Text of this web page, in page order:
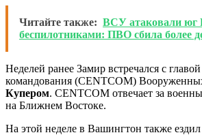
Читайте также: ВСУ атаковали юг
беспилотниками: ПВО сбила более
Неделей ранее Замир встречался с
командования (CENTCOM)
Купером. CENTCOM отвечает за
на Ближнем Востоке.
На этой неделе в Вашингтон также